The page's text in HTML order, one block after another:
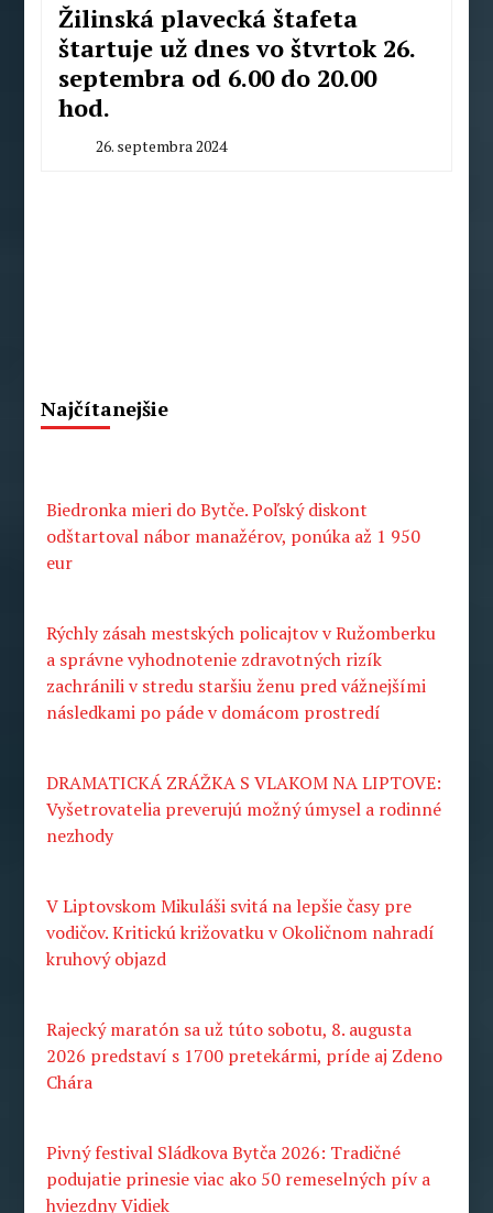
Žilinská plavecká štafeta
štartuje už dnes vo štvrtok 26.
septembra od 6.00 do 20.00
hod.
26. septembra 2024
Najčítanejšie
Biedronka mieri do Bytče. Poľský diskont
odštartoval nábor manažérov, ponúka až 1 950
eur
Rýchly zásah mestských policajtov v Ružomberku
a správne vyhodnotenie zdravotných rizík
zachránili v stredu staršiu ženu pred vážnejšími
následkami po páde v domácom prostredí
DRAMATICKÁ ZRÁŽKA S VLAKOM NA LIPTOVE:
Vyšetrovatelia preverujú možný úmysel a rodinné
nezhody
V Liptovskom Mikuláši svitá na lepšie časy pre
vodičov. Kritickú križovatku v Okoličnom nahradí
kruhový objazd
Rajecký maratón sa už túto sobotu, 8. augusta
2026 predstaví s 1700 pretekármi, príde aj Zdeno
Chára
Pivný festival Sládkova Bytča 2026: Tradičné
podujatie prinesie viac ako 50 remeselných pív a
hviezdny Vidiek